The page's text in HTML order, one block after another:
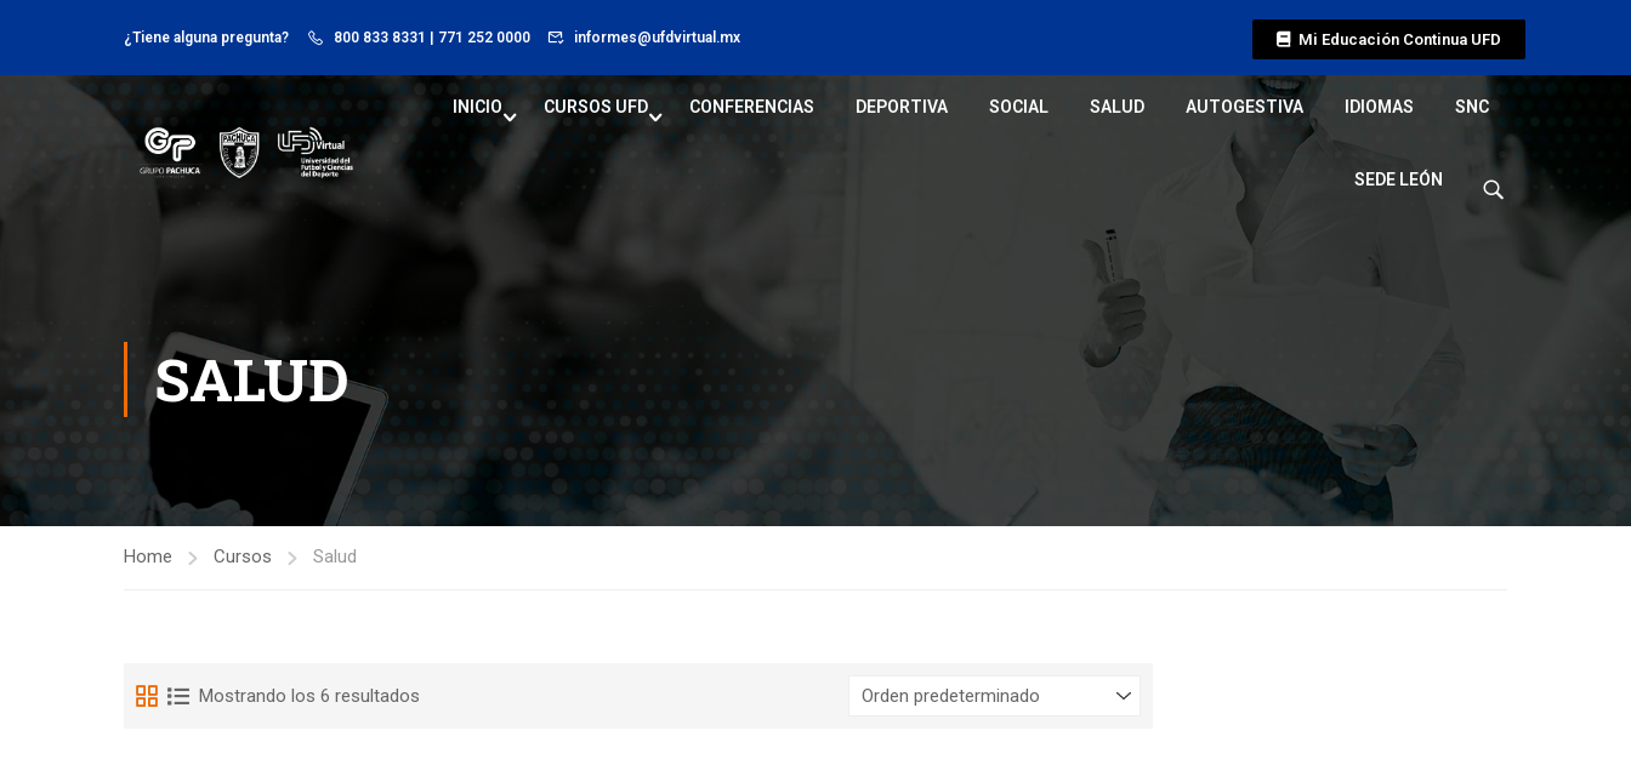
¿Tiene alguna pregunta? 800 833 8331 | 771 252 0000 informes@ufdvirtual.mx Mi Educación Continua UFD
INICIO CURSOS UFD CONFERENCIAS DEPORTIVA SOCIAL SALUD AUTOGESTIVA IDIOMAS SNC
SEDE LEÓN
SALUD
Home Cursos Salud
Mostrando los 6 resultados